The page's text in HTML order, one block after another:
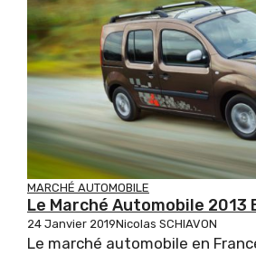
MARCHÉ AUTOMOBILE
Le Marché Automobile 2013
24 Janvier 2019Nicolas SCHIAVON
Le marché automobile en